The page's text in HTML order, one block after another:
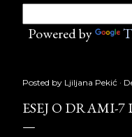
Powered by
Posted by Ljiljana Pekić
ESEJ O DRAMI-7